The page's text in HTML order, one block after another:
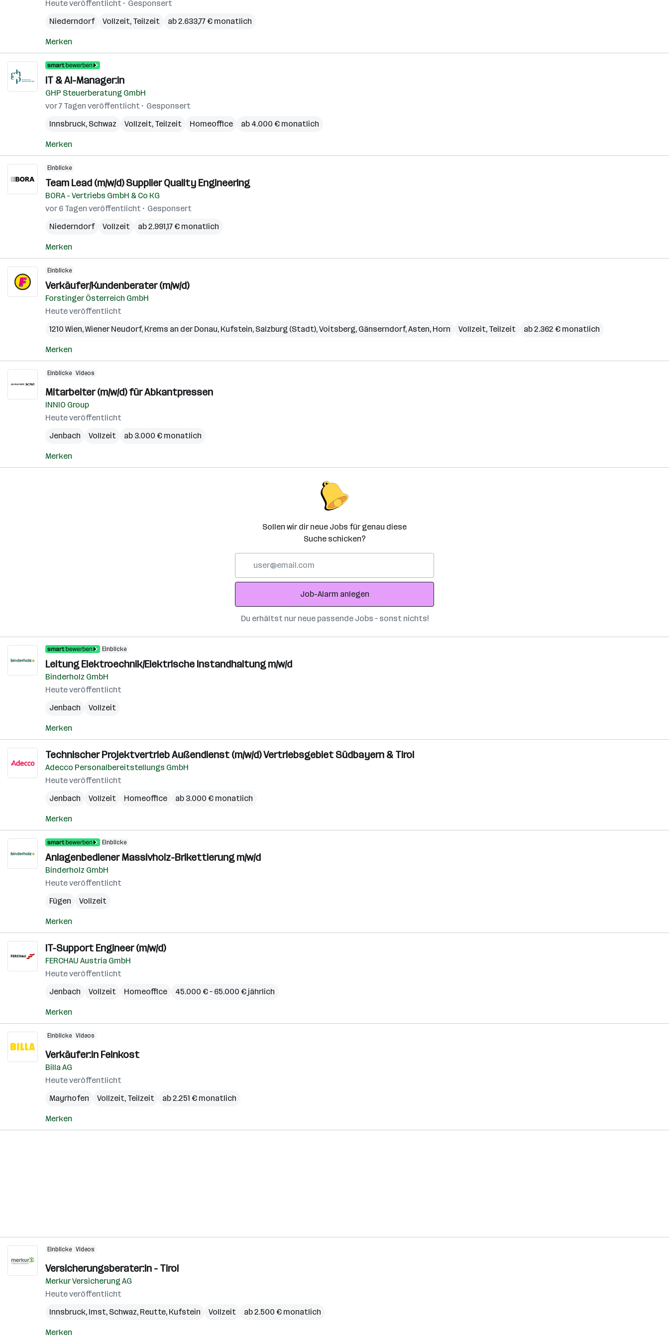
Heute veröffentlicht
Gesponsert
Niederndorf
Vollzeit, Teilzeit ab 2.633,77 € monatlich
Merken
IT & AI-Manager:in
GHP Steuerberatung GmbH
vor 7 Tagen veröffentlicht
Gesponsert
Innsbruck, Schwaz Vollzeit, Teilzeit Homeoffice ab 4.000 € monatlich
Merken
Einblicke
Team Lead (m/w/d) Supplier Quality Engineering
BORA - Vertriebs GmbH & Co KG
vor 6 Tagen veröffentlicht
Gesponsert
Niederndorf
Vollzeit ab 2.991,17 € monatlich
Merken
Einblicke
Verkäufer/Kundenberater (m/w/d)
Forstinger Österreich GmbH
Heute veröffentlicht
1210 Wien,Wiener Neudorf, Krems an der Donau, Kufstein, Salzburg (Stadt),Voitsberg, Gänserndorf,Asten, Horn Vollzeit, Teilzeit ab 2.362 € monatlich
Merken
Einblicke Videos
Mitarbeiter (m/w/d) für Abkantpressen
INNIO Group
Heute veröffentlicht
Jenbach
Vollzeit ab 3.000 € monatlich
Merken
Sollen wir dir neue Jobs für genau diese
Suche schicken?
Adresse
Job-Alarm anlegen
Du erhältst nur neue passende Jobs – sonst nichts!
Einblicke
Leitung Elektroechnik/Elektrische Instandhaltung m/w/d
Binderholz GmbH
Heute veröffentlicht
Jenbach
Vollzeit
Merken
Technischer Projektvertrieb Außendienst (m/w/d) Vertriebsgebiet Südbayern & Tirol
Adecco Personalbereitstellungs GmbH
Heute veröffentlicht
Jenbach
Vollzeit Homeoffice ab 3.000 € monatlich
Merken
Einblicke
Anlagenbediener Massivholz-Brikettierung m/w/d
Binderholz GmbH
Heute veröffentlicht
Fügen
Vollzeit
Merken
IT-Support Engineer (m/w/d)
FERCHAU Austria GmbH
Heute veröffentlicht
Jenbach
Vollzeit Homeoffice 45.000 € – 65.000 € jährlich
Merken
Einblicke Videos
Verkäufer:in Feinkost
Billa AG
Heute veröffentlicht
Mayrhofen
Vollzeit, Teilzeit ab 2.251 € monatlich
Merken
Einblicke Videos
Versicherungsberater:in - Tirol
Merkur Versicherung AG
Heute veröffentlicht
Innsbruck, Imst, Schwaz, Reutte, Kufstein Vollzeit ab 2.500 € monatlich
Merken